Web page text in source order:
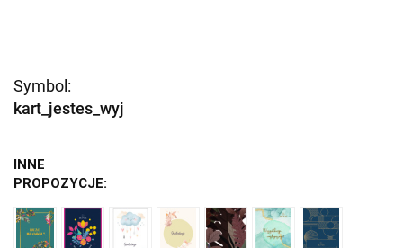
Symbol:
kart_jestes_wyj
INNE
PROPOZYCJE: